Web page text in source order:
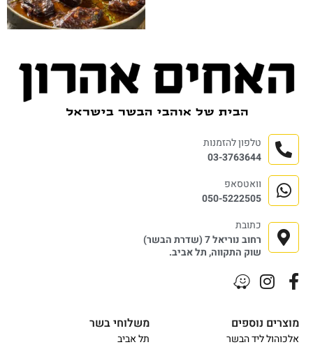
משלוחי בשר
תל אביב
מוצרים נוספים
אלכוהול ליד הבשר
טלפון להזמנות
03-3763644
וואטסאפ
050-5222505
כתובת
רחוב נוריאל 7 (שדרת הבשר)
שוק התקווה, תל אביב.